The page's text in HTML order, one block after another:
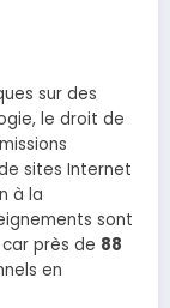
sur des
le droit de
sites Internet
à la
sont
près de 88
en